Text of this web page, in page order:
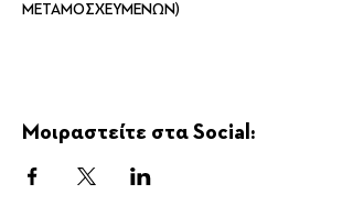
ΜΕΤΑΜΟΣΧΕΥΜΕΝΩΝ)
Μοιραστείτε στα Social: